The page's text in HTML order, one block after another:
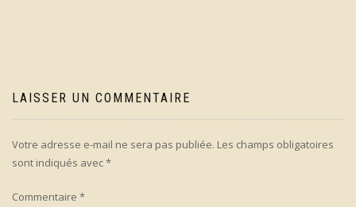
LAISSER UN COMMENTAIRE
Votre adresse e-mail ne sera pas publiée. Les champs obligatoires
sont indiqués avec*
Commentaire *